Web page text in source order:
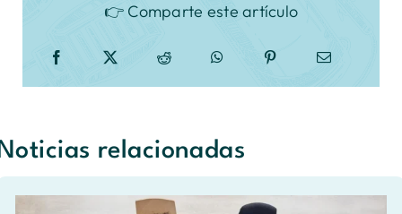
👉 Comparte este artículo
relacionadas